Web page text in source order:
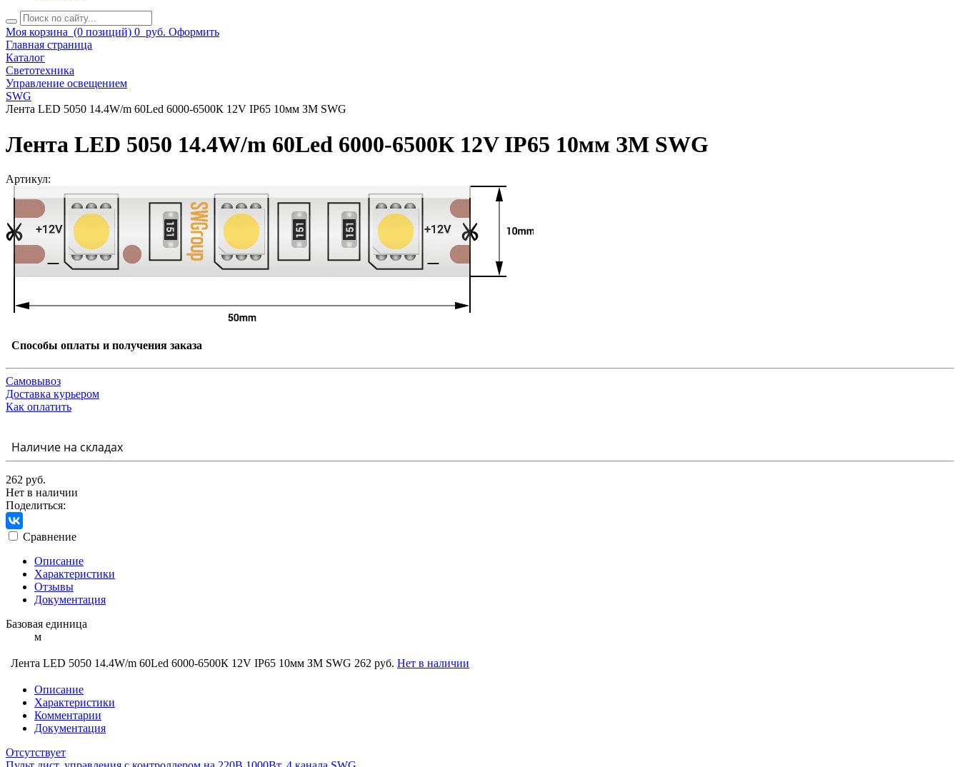
Моя корзина (0 позиций) 0 руб. Оформить
Главная страница
Каталог
Светотехника
Управление освещением
SWG
Лента LED 5050 14.4W/m 60Led 6000-6500К 12V IP65 10мм ЗМ SWG
Лента LED 5050 14.4W/m 60Led 6000-6500К 12V IP65 10мм ЗМ SWG
Артикул:
Способы оплаты и получения заказа
Самовывоз
Доставка курьером
Как оплатить
Наличие на складах
262 руб.
Нет в наличии
Поделиться:
Сравнение
Описание
Характеристики
Отзывы
Документация
Базовая единица
м
Лента LED 5050 14.4W/m 60Led 6000-6500К 12V IP65 10мм ЗМ SWG 262 руб. Нет в наличии
Описание
Характеристики
Комментарии
Документация
Отсутствует